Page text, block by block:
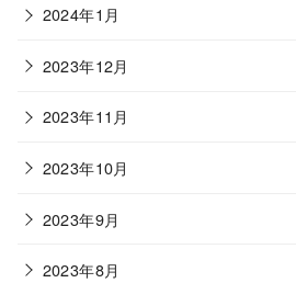
2024年1月
2023年12月
2023年11月
2023年10月
2023年9月
2023年8月